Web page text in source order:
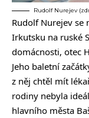
Rudolf Nurejev
Rudolf Nurejev se
Irkutsku na ruské
domácnosti, otec
Jeho baletní
z něj chtěl mít
rodiny nebyla
hlavního města